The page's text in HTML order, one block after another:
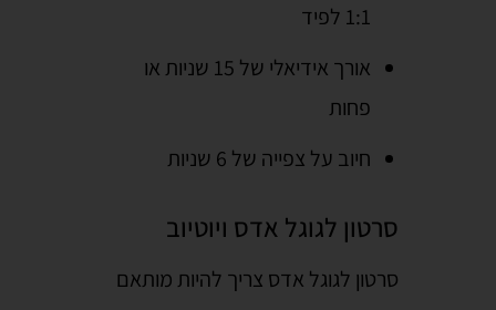
1:1 לפיד
אורך אידיאלי של 15 שניות או
פחות
חיוב על צפייה של 6 שניות
סרטון לגוגל אדס ויוטיוב
סרטון לגוגל אדס צריך להיות מותאם